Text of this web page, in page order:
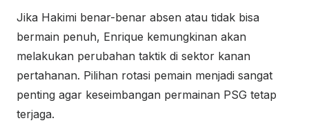
Jika Hakimi benar-benar absen atau tidak bisa
bermain penuh, Enrique kemungkinan akan
melakukan perubahan taktik di sektor kanan
pertahanan. Pilihan rotasi pemain menjadi sangat
penting agar keseimbangan permainan PSG tetap
terjaga.